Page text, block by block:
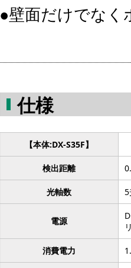
●壁面だけでなく
仕様
【本体:DX-S35F】
検出距離
光軸数
電源
消費電力